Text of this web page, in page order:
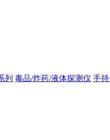
列 毒品/炸药/液体探测仪 手